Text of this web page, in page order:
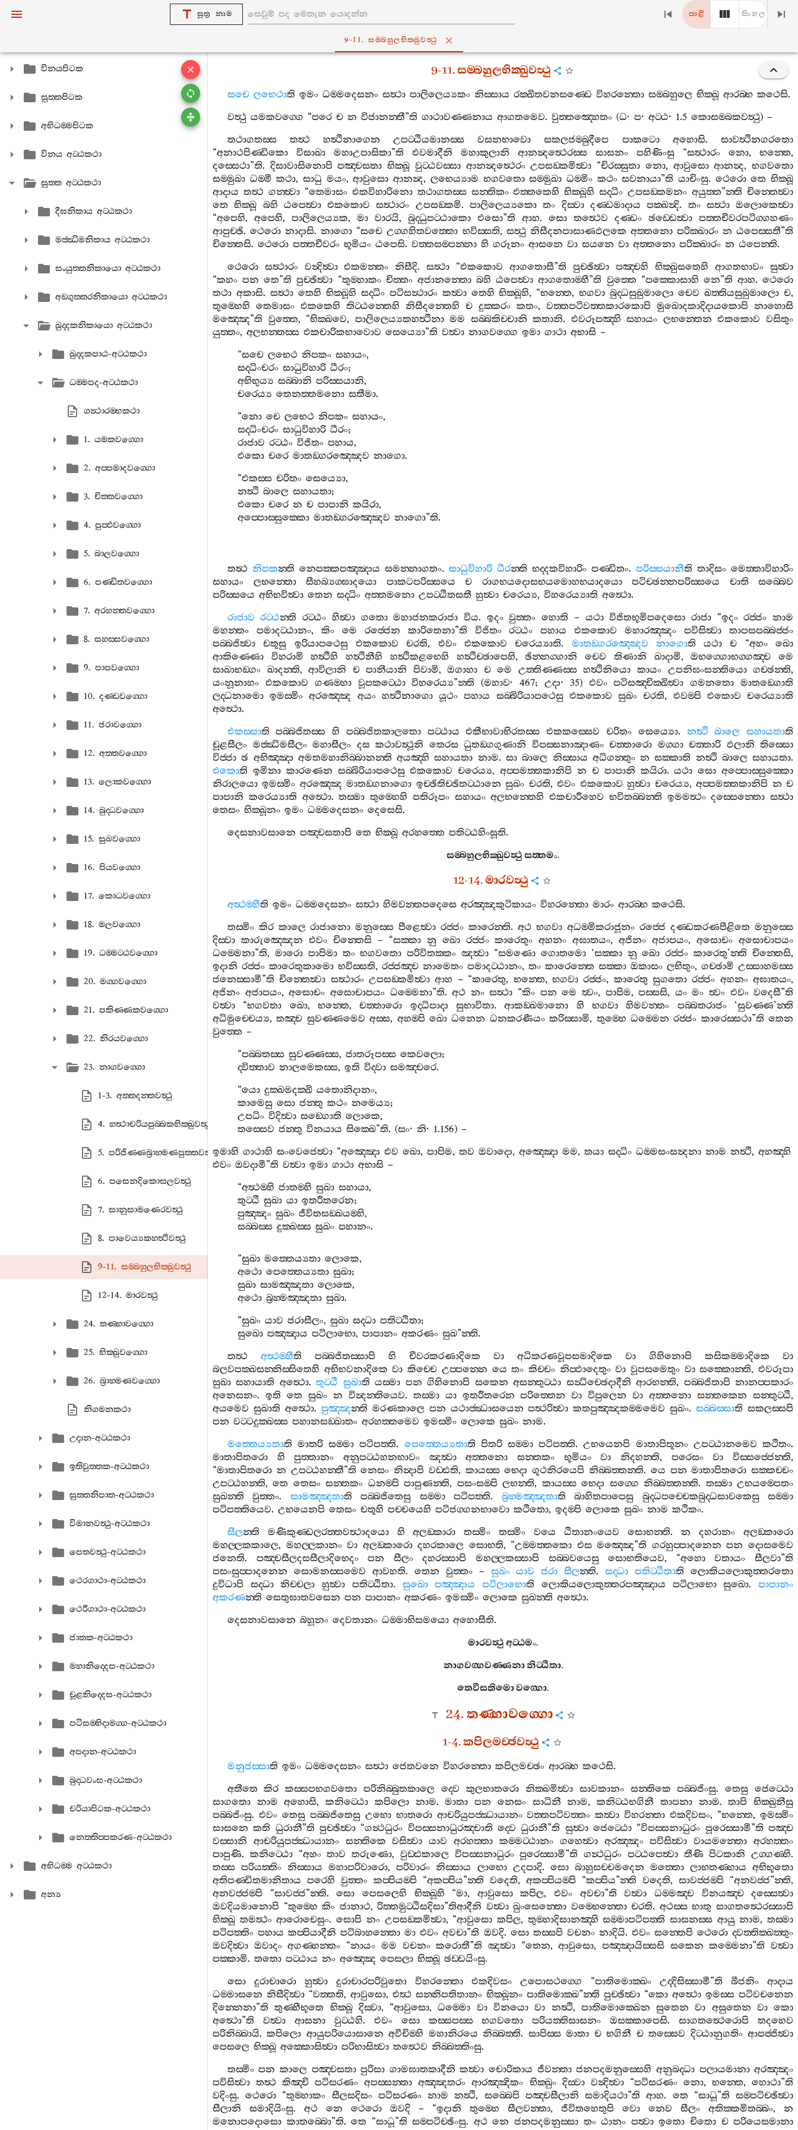
සූත්‍ර නාම පාළි සිංහල
9-11. සම‍්බහුලභික‍්ඛුවත්‍ථු
විනයපිටක
සුත‍්තපිටක
අභිධම‍්මපිටක
විනය අට‍්ඨකථා
සුත‍්ත අට‍්ඨකථා
දීඝනිකාය අට‍්ඨකථා
මජ‍්ඣිමනිකාය අට‍්ඨකථා
සංයුත‍්තනිකායො අට‍්ඨකථා
අඞ‍්ගුත‍්තරනිකායො අට‍්ඨකථා
ඛුද‍්දකනිකායො අට‍්ඨකථා
ඛුද‍්දකපාඨ-අට‍්ඨකථා
ධම‍්මපද-අට‍්ඨකථා
ගන්‍ථාරම‍්භකථා
1. යමකවග‍්ගො
2. අප‍්පමාදවග‍්ගො
3. චිත‍්තවග‍්ගො
4. පුප‍්ඵවග‍්ගො
5. බාලවග‍්ගො
6. පණ‍්ඩිතවග‍්ගො
7. අරහන‍්තවග‍්ගො
8. සහස‍්සවග‍්ගො
9. පාපවග‍්ගො
10. දණ‍්ඩවග‍්ගො
11. ජරාවග‍්ගො
12. අත‍්තවග‍්ගො
13. ලොකවග‍්ගො
14. බුද‍්ධවග‍්ගො
15. සුඛවග‍්ගො
16. පියවග‍්ගො
17. කොධවග‍්ගො
18. මලවග‍්ගො
19. ධම‍්මට‍්ඨවග‍්ගො
20. මග‍්ගවග‍්ගො
21. පකිණ‍්ණකවග‍්ගො
22. නිරයවග‍්ගො
23. නාගවග‍්ගො
1-3. අත‍්තදන‍්තවත්‍ථු
4. හත්‍ථාචරියපුබ‍්බකභික‍්ඛුවත්‍ථු
5. පරිජිණ‍්ණබ්‍රාහ‍්මණපුත‍්තවත්‍ථු
6. පසෙනදිකොසලවත්‍ථු
7. සානුසාමණෙරවත්‍ථු
8. පාවෙය්‍යකහත්‍ථිවත්‍ථු
9-11. සම‍්බහුලභික‍්ඛුවත්‍ථු
12-14. මාරවත්‍ථු
24. තණ‍්හාවග‍්ගො
25. භික‍්ඛුවග‍්ගො
26. බ්‍රාහ‍්මණවග‍්ගො
නිගමනකථා
උදාන-අට‍්ඨකථා
ඉතිවුත‍්තක-අට‍්ඨකථා
සුත‍්තනිපාත-අට‍්ඨකථා
විමානවත්‍ථු-අට‍්ඨකථා
පෙතවත්‍ථු-අට‍්ඨකථා
ථෙරගාථා-අට‍්ඨකථා
ථෙරීගාථා-අට‍්ඨකථා
ජාතක-අට‍්ඨකථා
මහානිද‍්දෙස-අට‍්ඨකථා
චූළනිද‍්දෙස-අට‍්ඨකථා
පටිසම‍්භිදාමග‍්ග-අට‍්ඨකථා
අපදාන-අට‍්ඨකථා
බුද‍්ධවංස-අට‍්ඨකථා
චරියාපිටක-අට‍්ඨකථා
නෙත‍්තිප‍්පකරණ-අට‍්ඨකථා
අභිධම‍්ම අට‍්ඨකථා
අන්‍ය
9-11.සම‍්බහුලභික‍්ඛුවත්‍ථු
සචෙ ලභෙථාති ඉමං ධම‍්මදෙසනං සත්‍ථා පාලිලෙය්‍යකං නිස‍්සාය රක‍්ඛිතවනසණ‍්ඩෙ විහරන‍්තො සම‍්බහුලෙ භික‍්ඛූ ආරබ‍්භ කථෙසි.
වත්‍ථු යමකවග‍්ගෙ “පරෙ ච න විජානන‍්තී”ති ගාථාවණ‍්ණනාය ආගතමෙව. වුත‍්තඤ‍්හෙතං(ධ· ප· අට‍්ඨ· 1.5 කොසම‍්බකවත්‍ථු) –
තථාගතස‍්ස
තත්‍ථ හත්‍ථිනාගෙන උපට‍්ඨියමානස‍්ස වසනභාවො සකලජම‍්බුදීපෙ පාකටො අහොසි. සාවත්‍ථිනගරතො
“අනාථපිණ‍්ඩිකො විසාඛා මහාඋපාසිකා”ති එවමාදීනි මහාකුලානි ආනන්‍දත්‍ථෙරස‍්ස සාසනං පහිණිංසු “සත්‍ථාරං නො, භන‍්තෙ,
දස‍්සෙථා”ති. දිසාවාසිනොපි පඤ‍්චසතා භික‍්ඛූ වුට‍්ඨවස‍්සා ආනන්‍දත්‍ථෙරං උපසඞ‍්කමිත්‍වා “චිරස‍්සුතා නො, ආවුසො ආනන්‍ද,භගවතො
සම‍්මුඛා ධම‍්මී කථා,සාධු මයං,ආවුසො ආනන්‍ද, ලභෙය්‍යාම භගවතො සම‍්මුඛා ධම‍්මිං කථං සවනායා”ති යාචිංසු. ථෙරො තෙ භික‍්ඛූ
ආදාය තත්‍ථ ගන‍්ත්‍වා“තෙමාසං එකවිහාරිනො තථාගතස‍්ස සන‍්තිකං එත‍්තකෙහි භික‍්ඛූහි සද‍්ධිං උපසඞ‍්කමනං අයුත‍්ත”න‍්ති චින‍්තෙත්‍වා
තෙ භික‍්ඛූ බහි ඨපෙත්‍වා එකකොව සත්‍ථාරං උපසඞ‍්කමි.පාලිලෙය්‍යකො තං දිස‍්වා දණ‍්ඩමාදාය පක‍්ඛන්‍දි. තං සත්‍ථා ඔලොකෙත්‍වා
“අපෙහි, අපෙහි, පාලිලෙය්‍යක, මා වාරයි, බුද‍්ධුපට‍්ඨාකො එසො”ති ආහ. සො තත්‍ථෙව දණ‍්ඩං ඡඩ‍්ඩෙත්‍වා පත‍්තචීවරපටිග‍්ගහණං
ආපුච‍්ඡි.ථෙරො නාදාසි.නාගො “සචෙ උග‍්ගහිතවත‍්තො භවිස‍්සති, සත්‍ථු නිසීදනපාසාණඵලකෙ අත‍්තනො පරික‍්ඛාරං න ඨපෙස‍්සතී”ති
චින‍්තෙසි. ථෙරො පත‍්තචීවරං භූමියං ඨපෙසි. වත‍්තසම‍්පන‍්නා හි ගරූනං ආසනෙ වා සයනෙ වා අත‍්තනො පරික‍්ඛාරං න ඨපෙන‍්ති.
ථෙරො සත්‍ථාරං වන්‍දිත්‍වා එකමන‍්තං නිසීදි.සත්‍ථා “එකකොව ආගතොසී”ති පුච‍්ඡිත්‍වා පඤ‍්චහි භික‍්ඛුසතෙහි ආගතභාවං සුත්‍වා
“කහං පන තෙ”ති පුච‍්ඡිත්‍වා “තුම‍්හාකං චිත‍්තං අජානන‍්තො බහි ඨපෙත්‍වා ආගතොම‍්හී”ති වුත‍්තෙ “පක‍්කොසාහි නෙ”ති ආහ.ථෙරො
තථා අකාසි. සත්‍ථා තෙහි භික‍්ඛූහි සද‍්ධිං පටිසන්‍ථාරං කත්‍වා තෙහි භික‍්ඛූහි, “භන‍්තෙ,භගවා බුද‍්ධසුඛුමාලො චෙව ඛත‍්තියසුඛුමාලො ච,
තුම‍්හෙහි තෙමාසං එකකෙහි තිට‍්ඨන‍්තෙහි නිසීදන‍්තෙහි ච දුක‍්කරං කතං, වත‍්තපටිවත‍්තකාරකොපි මුඛොදකාදිදායකොපි නාහොසි
මඤ‍්ඤෙ”ති වුත‍්තෙ, “භික‍්ඛවෙ, පාලිලෙය්‍යකහත්‍ථිනා මම සබ‍්බකිච‍්චානි කතානි. එවරූපඤ‍්හි සහායං ලභන‍්තෙන එකකොව වසිතුං
යුත‍්තං, අලභන‍්තස‍්ස එකචාරිකභාවොව සෙය්‍යො”ති වත්‍වා නාගවග‍්ගෙ ඉමා ගාථා අභාසි –
“සචෙ ලභෙථ නිපකං සහායං,
සද‍්ධිංචරං සාධුවිහාරි ධීරං;
අභිභුය්‍ය සබ‍්බානි පරිස‍්සයානි,
චරෙය්‍ය තෙනත‍්තමනො සතීමා.
“නො චෙ ලභෙථ නිපකං සහායං,
සද‍්ධිංචරං සාධුවිහාරි ධීරං;
රාජාව රට‍්ඨං විජිතං පහාය,
එකො චරෙ මාතඞ‍්ගරඤ‍්ඤෙව නාගො.
“එකස‍්ස චරිතං සෙය්‍යො,
නත්‍ථි බාලෙ සහායතා;
එකො චරෙ න ච පාපානි කයිරා,
අප‍්පොස‍්සුක‍්කො මාතඞ‍්ගරඤ‍්ඤෙව නාගො”ති.
තත්‍ථ නිපකන‍්ති නෙපක‍්කපඤ‍්ඤාය සමන‍්නාගතං. සාධුවිහාරි ධීරන‍්ති භද‍්දකවිහාරිං පණ‍්ඩිතං. පරිස‍්සයානීති තාදිසං මෙත‍්තාවිහාරිං
සහායං
ලභන‍්තො සීහබ්‍යග‍්ඝාදයො පාකටපරිස‍්සයෙ ච රාගභයදොසභයමොහභයාදයො පටිච‍්ඡන‍්නපරිස‍්සයෙ චාති
සබ‍්බෙව
පරිස‍්සයෙ අභිභවිත්‍වා තෙන සද‍්ධිං අත‍්තමනො උපට‍්ඨිතසතී හුත්‍වා චරෙය්‍ය, විහරෙය්‍යාති අත්‍ථො.
රාජාව රට‍්ඨන‍්ති රට‍්ඨං හිත්‍වා ගතො මහාජනකරාජා විය. ඉදං වුත‍්තං හොති – යථා විජිතභූමිපදෙසො රාජා“ඉදං රජ‍්ජං නාම
මහන‍්තං
පමාදට‍්ඨානං, කිං මෙ රජ‍්ජෙන කාරිතෙනා”ති විජිතං රට‍්ඨං පහාය එකකොව මහාරඤ‍්ඤං පවිසිත්‍වා
තාපසපබ‍්බජ‍්ජං
පබ‍්බජිත්‍වා
චතූසු ඉරියාපථෙසු එකකොව චරති, එවං එකකොව චරෙය්‍යාති. මාතඞ‍්ගරඤ‍්ඤෙව නාගොති යථා ච “අහං
ඛො
ආකිණ‍්ණො
විහරාමි හත්‍ථීහි හත්‍ථිනීහි හත්‍ථිකළභෙහි හත්‍ථිච‍්ඡාපෙහි,ඡින‍්නග‍්ගානි චෙව තිණානි ඛාදාමි,ඔභග‍්ගොභග‍්ගඤ‍්ච
මෙ
සාඛාභඞ‍්ගං ඛාදන‍්ති,ආවිලානි ච පානීයානි පිවාමි,ඔගාහා ච මෙ උත‍්තිණ‍්ණස‍්ස හත්‍ථිනියො කායං උපනිඝංසන‍්තියො ගච‍්ඡන‍්ති,
යංනූනාහං එකකොව ගණම‍්හා වූපකට‍්ඨො විහරෙය්‍ය”න‍්ති (මහාව· 467; උදා· 35) එවං පටිසඤ‍්චික‍්ඛිත්‍වා ගමනතො මාතඞ‍්ගොති
ලද‍්ධනාමො ඉමස‍්මිං අරඤ‍්ඤෙ අයං හත්‍ථිනාගො යූථං පහාය සබ‍්බිරියාපථෙසු එකකොව සුඛං චරති, එවම‍්පි එකොව චරෙය්‍යාති
අත්‍ථො.
එකස‍්සාති පබ‍්බජිතස‍්ස හි පබ‍්බජිතකාලතො පට‍්ඨාය එකීභාවාභිරතස‍්ස එකකස‍්සෙව චරිතං සෙය්‍යො. නත්‍ථි බාලෙ සහායතාති
චූළසීලං මජ‍්ඣිමසීලං මහාසීලං දස කථාවත්‍ථූනි තෙරස ධුතඞ‍්ගගුණානි විපස‍්සනාඤාණං චත‍්තාරො මග‍්ගා චත‍්තාරි ඵලානි තිස‍්සො
විජ‍්ජා ඡ අභිඤ‍්ඤා අමතමහානිබ‍්බානන‍්ති අයඤ‍්හි සහායතා නාම. සා බාලෙ නිස‍්සාය අධිගන‍්තුං න සක‍්කාති නත්‍ථි බාලෙ සහායතා.
එකොති ඉමිනා කාරණෙන සබ‍්බිරියාපථෙසු එකකොව චරෙය්‍ය,අප‍්පමත‍්තකානිපි න ච පාපානි කයිරා.යථා සො අප‍්පොස‍්සුක‍්කො
නිරාලයො ඉමස‍්මිං අරඤ‍්ඤෙ මාතඞ‍්ගනාගො ඉච‍්ඡිතිච‍්ඡිතට‍්ඨානෙ සුඛං චරති,එවං එකකොව හුත්‍වා චරෙය්‍ය,අප‍්පමත‍්තකානිපි න ච
පාපානි කරෙය්‍යාති අත්‍ථො.තස‍්මා තුම‍්හෙහි පතිරූපං සහායං අලභන‍්තෙහි එකචාරීහෙව භවිතබ‍්බන‍්ති ඉමමත්‍ථං දස‍්සෙන‍්තො සත්‍ථා
තෙසං භික‍්ඛූනං ඉමං ධම‍්මදෙසනං දෙසෙසි.
දෙසනාවසානෙ පඤ‍්චසතාපි තෙ භික‍්ඛූ අරහත‍්තෙ පතිට‍්ඨහිංසූති.
සම‍්බහුලභික‍්ඛුවත්‍ථුසත‍්තමං.
12-14.මාරවත්‍ථු
අත්‍ථම‍්හීති ඉමං ධම‍්මදෙසනං සත්‍ථා හිමවන‍්තපදෙසෙ අරඤ‍්ඤකුටිකායං විහරන‍්තො මාරං ආරබ‍්භ කථෙසි.
තස‍්මිං කිර කාලෙ රාජානො මනුස‍්සෙ පීළෙත්‍වා රජ‍්ජං කාරෙන‍්ති.අථ භගවා අධම‍්මිකරාජූනං රජ‍්ජෙ දණ‍්ඩකරණපීළිතෙ මනුස‍්සෙ
දිස‍්වා කාරුඤ‍්ඤෙන එවං චින‍්තෙසි– “සක‍්කා නු ඛො රජ‍්ජං කාරෙතුං අහනං අඝාතයං,අජිනං අජාපයං,අසොචං අසොචාපයං
ධම‍්මෙනා”ති, මාරො පාපිමා තං භගවතො පරිවිතක‍්කං ඤත්‍වා “සමණො ගොතමො‘සක‍්කා නු ඛො රජ‍්ජං කාරෙතු’න‍්ති චින‍්තෙසි,
ඉදානි රජ‍්ජං කාරෙතුකාමො භවිස‍්සති, රජ‍්ජඤ‍්ච නාමෙතං පමාදට‍්ඨානං, තං කාරෙන‍්තෙ සක‍්කා ඔකාසං ලභිතුං, ගච‍්ඡාමි උස‍්සාහමස‍්ස
ජනෙස‍්සාමී”ති චින‍්තෙත්‍වා සත්‍ථාරං උපසඞ‍්කමිත්‍වා ආහ – “කාරෙතු, භන‍්තෙ, භගවා රජ‍්ජං, කාරෙතු සුගතො රජ‍්ජං අහනං අඝාතයං,
අජිනං අජාපයං,අසොචං අසොචාපයං ධම‍්මෙනා”ති.අථ නං සත්‍ථා “කිං පන මෙ ත්‍වං, පාපිම,පස‍්සසි, යං මං ත්‍වං එවං වදෙසී”ති
වත්‍වා “භගවතා ඛො,භන‍්තෙ,චත‍්තාරො ඉද‍්ධිපාදා සුභාවිතා.ආකඞ‍්ඛමානො හි භගවා හිමවන‍්තං පබ‍්බතරාජං‘සුවණ‍්ණ’න‍්ති
අධිමුච‍්චෙය්‍ය,තඤ‍්ච සුවණ‍්ණමෙව අස‍්ස, අහම‍්පි ඛො ධනෙන ධනකරණීයං කරිස‍්සාමි, තුම‍්හෙ ධම‍්මෙන රජ‍්ජං කාරෙස‍්සථා”ති තෙන
වුත‍්තෙ –
“පබ‍්බතස‍්ස සුවණ‍්ණස‍්ස,ජාතරූපස‍්ස කෙවලො;
ද‍්විත‍්තාව නාලමෙකස‍්ස,ඉති විද‍්වා සමඤ‍්චරෙ.
“යො දුක‍්ඛමදක‍්ඛි යතොනිදානං,
කාමෙසු සො ජන‍්තු කථං නමෙය්‍ය;
උපධිං විදිත්‍වා සඞ‍්ගොති ලොකෙ,
තස‍්සෙව ජන‍්තු විනයාය සික‍්ඛෙ”ති. (සං·නි· 1.156) –
ඉමාහි ගාථාහි සංවෙජෙත්‍වා “අඤ‍්ඤො එව ඛො, පාපිම, තව ඔවාදො, අඤ‍්ඤො මම, තයා සද‍්ධිං ධම‍්මසංසන්‍දනා නාම නත්‍ථි, අහඤ‍්හි
එවං ඔවදාමී”ති වත්‍වා ඉමා ගාථා අභාසි –
“අත්‍ථම‍්හි ජාතම‍්හි සුඛා සහායා,
තුට‍්ඨී සුඛා යා ඉතරීතරෙන;
පුඤ‍්ඤං සුඛං ජීවිතසඞ‍්ඛයම‍්හි,
සබ‍්බස‍්ස දුක‍්ඛස‍්ස සුඛං පහානං.
“සුඛා මත‍්තෙය්‍යතා ලොකෙ,
අථො පෙත‍්තෙය්‍යතා සුඛා;
සුඛා සාමඤ‍්ඤතා ලොකෙ,
අථො බ්‍රහ‍්මඤ‍්ඤතා සුඛා.
“සුඛං යාව ජරාසීලං,සුඛා සද‍්ධා පතිට‍්ඨිතා;
සුඛො පඤ‍්ඤාය පටිලාභො,පාපානං අකරණං සුඛ”න‍්ති.
තත්‍ථ
අත්‍ථම‍්හීති පබ‍්බජිතස‍්සාපි හි චීවරකරණාදිකෙ වා අධිකරණවූපසමාදිකෙ වා ගිහිනොපි කසිකම‍්මාදිකෙ
වා
බලවපක‍්ඛසන‍්නිස‍්සිතෙහි අභිභවනාදිකෙ වා කිච‍්චෙ උප‍්පන‍්නෙ යෙ තං කිච‍්චං නිප‍්ඵාදෙතුං වා වූපසමෙතුං වා සක‍්කොන‍්ති,එවරූපා
සුඛා සහායාති අත්‍ථො.තුට‍්ඨී සුඛාති යස‍්මා පන ගිහිනොපි සකෙන අසන‍්තුට‍්ඨා සන්‍ධිච‍්ඡෙදාදීනි ආරභන‍්ති, පබ‍්බජිතාපි නානප‍්පකාරං
අනෙසනං. ඉති තෙ සුඛං න වින්‍දන‍්තියෙව. තස‍්මා යා ඉතරීතරෙන පරිත‍්තෙන වා විපුලෙන වා අත‍්තනො සන‍්තකෙන සන‍්තුට‍්ඨි,
අයමෙව සුඛාති අත්‍ථො. පුඤ‍්ඤන‍්ති මරණකාලෙ පන යථාජ‍්ඣාසයෙන පත්‍ථරිත්‍වා කතපුඤ‍්ඤකම‍්මමෙව සුඛං.සබ‍්බස‍්සාති සකලස‍්සපි
පන වට‍්ටදුක‍්ඛස‍්ස පහානසඞ‍්ඛාතං අරහත‍්තමෙව ඉමස‍්මිං ලොකෙ සුඛං නාම.
මත‍්තෙය්‍යතාති මාතරි සම‍්මා පටිපත‍්ති. පෙත‍්තෙය්‍යතාති පිතරි සම‍්මා පටිපත‍්ති.උභයෙනපි මාතාපිතූනං උපට‍්ඨානමෙව කථිතං.
මාතාපිතරො
හි පුත‍්තානං අනුපට‍්ඨහනභාවං ඤත්‍වා අත‍්තනො සන‍්තකං භූමියං වා නිදහන‍්ති, පරෙසං වා විස‍්සජ‍්ජෙන‍්ති,
“මාතාපිතරො න උපට‍්ඨහන‍්තී”ති නෙසං නින්‍දාපි වඩ‍්ඪති, කායස‍්ස භෙදා ගූථනිරයෙපි නිබ‍්බත‍්තන‍්ති. යෙ පන මාතාපිතරො සක‍්කච‍්චං
උපට‍්ඨහන‍්ති,තෙ තෙසං සන‍්තකං ධනම‍්පි පාපුණන‍්ති, පසංසම‍්පි ලභන‍්ති, කායස‍්ස භෙදා සග‍්ගෙ නිබ‍්බත‍්තන‍්ති. තස‍්මා උභයම‍්පෙතං
සුඛන‍්ති
වුත‍්තං. සාමඤ‍්ඤතාති පබ‍්බජිතෙසු සම‍්මා පටිපත‍්ති. බ්‍රහ‍්මඤ‍්ඤතාති බාහිතපාපෙසු බුද‍්ධපච‍්චෙකබුද‍්ධසාවකෙසු
සම‍්මා
පටිපත‍්තියෙව. උභයෙනපි තෙසං චතූහි පච‍්චයෙහි පටිජග‍්ගනභාවො කථිතො, ඉදම‍්පි ලොකෙ සුඛං නාම කථිකං.
සීලන‍්ති මණිකුණ‍්ඩලරත‍්තවත්‍ථාදයො හි අලඞ‍්කාරා තස‍්මිං තස‍්මිං වයෙ ඨිතානංයෙව සොභන‍්ති.න දහරානං
අලඞ‍්කාරො
මහල‍්ලකකාලෙ, මහල‍්ලකානං වා අලඞ‍්කාරො දහරකාලෙ සොභති, “උම‍්මත‍්තකො එස මඤ‍්ඤෙ”ති ගරහුප‍්පාදනෙන පන දොසමෙව
ජනෙති. පඤ‍්චසීලදසසීලාදිභෙදං පන සීලං දහරස‍්සාපි මහල‍්ලකස‍්සාපි සබ‍්බවයෙසු සොභතියෙව, “අහො වතායං සීලවා”ති
පසංසුප‍්පාදනෙන
සොමනස‍්සමෙව ආවහති. තෙන වුත‍්තං– සුඛං යාව ජරා සීලන‍්ති.සද‍්ධා පතිට‍්ඨිතාති
ලොකියලොකුත‍්තරතො
දුවිධාපි
සද‍්ධා නිච‍්චලා හුත්‍වා පතිට‍්ඨිතා. සුඛො පඤ‍්ඤාය පටිලාභොති ලොකියලොකුත‍්තරපඤ‍්ඤාය පටිලාභො සුඛො.පාපානං
අකරණන‍්ති සෙතුඝාතවසෙන පන පාපානං අකරණං ඉමස‍්මිං ලොකෙ සුඛන‍්ති අත්‍ථො.
දෙසනාවසානෙ බහූනං දෙවතානං ධම‍්මාභිසමයො අහොසීති.
මාරවත්‍ථුඅට‍්ඨමං.
නාගවග‍්ගවණ‍්ණනානිට‍්ඨිතා.
තෙවීසතිමොවග‍්ගො.
24.තණ‍්හාවග‍්ගො
1-4.කපිලමච‍්ඡවත්‍ථු
මනුජස‍්සාති ඉමං ධම‍්මදෙසනං සත්‍ථා ජෙතවනෙ විහරන‍්තො කපිලමච‍්ඡං ආරබ‍්භ කථෙසි.
අතීතෙ
කිර කස‍්සපභගවතො පරිනිබ‍්බුතකාලෙ ද‍්වෙ කුලභාතරො නික‍්ඛමිත්‍වා සාවකානං සන‍්තිකෙ පබ‍්බජිංසු.තෙසු ජෙට‍්ඨො
සාගතො නාම අහොසි,කනිට‍්ඨො කපිලො නාම.මාතා පන නෙසං සාධිනී නාම,කනිට‍්ඨභගිනී තාපනා නාම.තාපි භික‍්ඛුනීසු
පබ‍්බජිංසු. එවං තෙසු පබ‍්බජිතෙසු උභො භාතරො ආචරියුපජ‍්ඣායානං වත‍්තපටිවත‍්තං කත්‍වා විහරන‍්තා එකදිවසං, “භන‍්තෙ,ඉමස‍්මිං
සාසනෙ කති ධුරානී”ති පුච‍්ඡිත්‍වා “ගන්‍ථධුරං විපස‍්සනාධුරඤ‍්චාති ද‍්වෙ ධුරානී”ති සුත්‍වා ජෙට‍්ඨො “විපස‍්සනාධුරං පූරෙස‍්සාමී”ති පඤ‍්ච
වස‍්සානි
ආචරියුපජ‍්ඣායානං සන‍්තිකෙ වසිත්‍වා යාව අරහත‍්තා කම‍්මට‍්ඨානං ගහෙත්‍වා අරඤ‍්ඤං පවිසිත්‍වා වායමන‍්තො අරහත‍්තං
පාපුණි. කනිට‍්ඨො“අහං තාව තරුණො, වුඩ‍්ඪකාලෙ විපස‍්සනාධුරං පූරෙස‍්සාමී”ති ගන්‍ථධුරං පට‍්ඨපෙත්‍වා තීණි පිටකානි උග‍්ගණ‍්හි.
තස‍්ස පරියත‍්තිං නිස‍්සාය මහාපරිවාරො,පරිවාරං නිස‍්සාය ලාභො උදපාදි. සො බාහුසච‍්චමදෙන මත‍්තො ලාභතණ‍්හාය අභිභූතො
අතිපණ‍්ඩිතමානිතාය පරෙහි වුත‍්තං කප‍්පියම‍්පි “අකප‍්පිය”න‍්ති වදෙති, අකප‍්පියම‍්පි “කප‍්පිය”න‍්ති වදෙති, සාවජ‍්ජම‍්පි “අනවජ‍්ජ”න‍්ති,
අනවජ‍්ජම‍්පි “සාවජ‍්ජ”න‍්ති.සො පෙසලෙහි භික‍්ඛූහි “මා, ආවුසො කපිල, එවං අවචා”ති වත්‍වා ධම‍්මඤ‍්ච විනයඤ‍්ච
දස‍්සෙත්‍වා
ඔවදියමානොපි “තුම‍්හෙ කිං ජානාථ,රිත‍්තමුට‍්ඨිසදිසා”තිආදීනි වත්‍වා ඛුංසෙන‍්තො වම‍්භෙන‍්තො චරති. අථස‍්ස භාතු සාගතත්‍ථෙරස‍්සාපි
භික‍්ඛූ තමත්‍ථං ආරොචෙසුං.සොපි නං උපසඞ‍්කමිත්‍වා, “ආවුසො කපිල, තුම‍්හාදිසානඤ‍්හි සම‍්මාපටිපත‍්ති සාසනස‍්ස ආයු නාම,තස‍්මා
පටිපත‍්තිං පහාය කප‍්පියාදීනි පටිබාහන‍්තො මා එවං අවචා”ති ඔවදි. සො තස‍්සපි වචනං නාදියි. එවං සන‍්තෙපි ථෙරො ද‍්වත‍්තික‍්ඛත‍්තුං
ඔවදිත්‍වා ඔවාදං අගණ‍්හන‍්තං “නායං මම වචනං කරොතී”ති ඤත්‍වා“තෙන,ආවුසො,පඤ‍්ඤායිස‍්සසි සකෙන කම‍්මෙනා”ති වත්‍වා
පක‍්කාමි. තතො පට‍්ඨාය නං අඤ‍්ඤෙ පෙසලා භික‍්ඛූ ඡඩ‍්ඩයිංසු.
සො
දුරාචාරො හුත්‍වා දුරාචාරපරිවුතො විහරන‍්තො එකදිවසං උපොසථග‍්ගෙ “පාතිමොක‍්ඛං උද‍්දිසිස‍්සාමී”ති බීජනිං
ආදාය
ධම‍්මාසනෙ නිසීදිත්‍වා “වත‍්තති, ආවුසො, එත්‍ථ සන‍්නිපතිතානං භික‍්ඛූනං පාතිමොක‍්ඛ”න‍්ති පුච‍්ඡිත්‍වා “කො අත්‍ථො ඉමස‍්ස පටිවචනෙන
දින‍්නෙනා”ති තුණ‍්හීභූතෙ භික‍්ඛූ දිස‍්වා, “ආවුසො,ධම‍්මො වා විනයො වා නත්‍ථි, පාතිමොක‍්ඛෙන සුතෙන වා අසුතෙන වා කො
අත්‍ථො”ති වත්‍වා ආසනා වුට‍්ඨහි. එවං සො කස‍්සපස‍්ස භගවතො පරියත‍්තිසාසනං ඔසක‍්කාපෙසි.සාගතත්‍ථෙරොපි
තදහෙව
පරිනිබ‍්බායි.කපිලො ආයුපරියොසානෙ අවීචිම‍්හි මහානිරයෙ නිබ‍්බත‍්ති. සාපිස‍්ස මාතා ච භගිනී ච තස‍්සෙව දිට‍්ඨානුගතිං ආපජ‍්ජිත්‍වා
පෙසලෙ භික‍්ඛූ අක‍්කොසිත්‍වා පරිභාසිත්‍වා තත්‍ථෙව නිබ‍්බත‍්තිංසු.
තස‍්මිං පන කාලෙ පඤ‍්චසතා පුරිසා ගාමඝාතකාදීනි කත්‍වා චොරිකාය ජීවන‍්තා ජනපදමනුස‍්සෙහි අනුබද‍්ධා පලායමානා අරඤ‍්ඤං
පවිසිත්‍වා තත්‍ථ කිඤ‍්චි පටිසරණං අපස‍්සන‍්තා අඤ‍්ඤතරං ආරඤ‍්ඤිකං භික‍්ඛුං දිස‍්වා වන්‍දිත්‍වා“පටිසරණං නො, භන‍්තෙ,හොථා”ති
වදිංසු.ථෙරො “තුම‍්හාකං සීලසදිසං පටිසරණං නාම නත්‍ථි, සබ‍්බෙපි පඤ‍්චසීලානි සමාදියථා”ති ආහ. තෙ “සාධූ”ති සම‍්පටිච‍්ඡිත්‍වා
සීලානි
සමාදියිංසු. අථ නෙ ථෙරො ඔවදි – “ඉදානි තුම‍්හෙ සීලවන‍්තා, ජීවිතහෙතුපි වො නෙව සීලං අතික‍්කමිතබ‍්බං, න
මනොපදොසො කාතබ‍්බො”ති.තෙ “සාධූ”ති සම‍්පටිච‍්ඡිංසු. අථ නෙ ජනපදමනුස‍්සා තං ඨානං පත්‍වා ඉතො චිතො ච පරියෙසමානා